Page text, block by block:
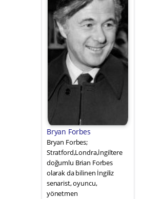
Bryan Forbes
Bryan Forbes;
Stratford,Londra,İngiltere
doğumlu Brian Forbes
olarak da bilinen İngiliz
senarist, oyuncu,
yönetmen